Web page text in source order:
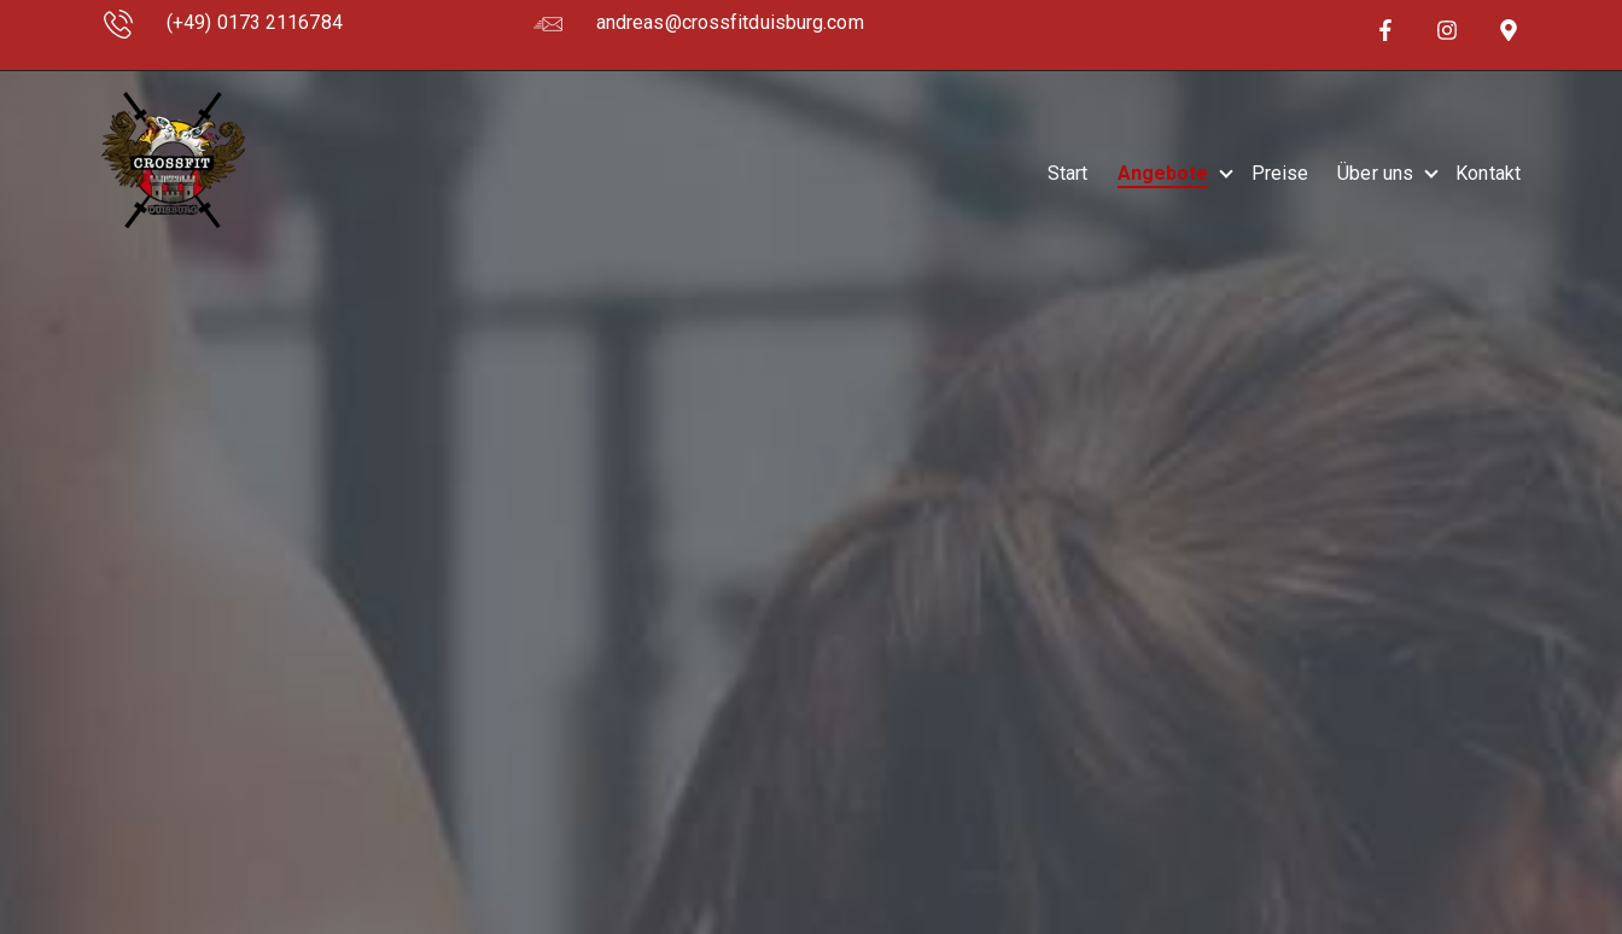
(+49) 0173 2116784 andreas@crossfitduisburg.com
Start Angebote Preise Über uns Kontakt